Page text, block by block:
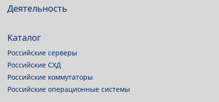
Деятельность
Каталог
Российские серверы
Российские СХД
Российские коммутаторы
Российские операционные системы